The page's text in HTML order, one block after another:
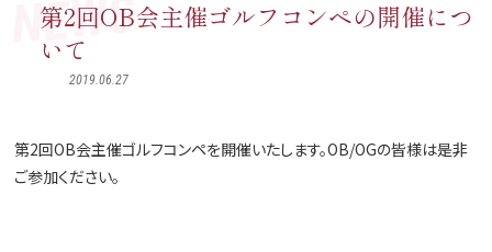
NEWS
第2回OB会主催ゴルフコンペの開催につ
いて
2019.06.27
第2回OB会主催ゴルフコンペを開催いたします。OB/OGの皆様は是非
ご参加ください。